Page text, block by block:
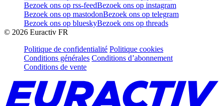
Bezoek ons op rss-feedBezoek ons op instagram
Bezoek ons op mastodonBezoek ons op telegram
Bezoek ons op blueskyBezoek ons op threads
© 2026 Euractiv FR
Politique de confidentialité Politique cookies
Conditions générales Conditions d’abonnement
Conditions de vente